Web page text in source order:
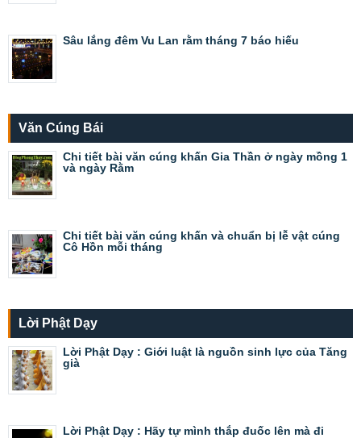
Sâu lắng đêm Vu Lan rằm tháng 7 báo hiếu
Văn Cúng Bái
Chi tiết bài văn cúng khấn Gia Thần ở ngày mồng 1
và ngày Rằm
Chi tiết bài văn cúng khấn và chuẩn bị lễ vật cúng
Cô Hồn mỗi tháng
Lời Phật Dạy
Lời Phật Dạy : Giới luật là nguồn sinh lực của Tăng
già
Lời Phật Dạy : Hãy tự mình thắp đuốc lên mà đi